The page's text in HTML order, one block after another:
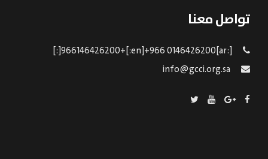
تواصل معنا
[:ar]966146426200+[:en]+966 0146426200[:]